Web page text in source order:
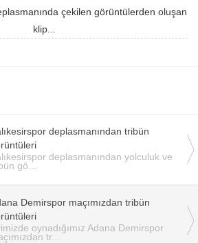
çekilen görüntülerden oluşan
klip...
deplasmanından tribün
deplasmanından yolculuk ve
gö...
Demirspor maçımızdan tribün
oynadığımız Adana Demirspor
tr...